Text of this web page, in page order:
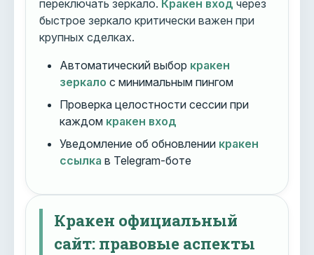
переключать зеркало. Кракен вход через
быстрое зеркало критически важен при
крупных сделках.
Автоматический выбор кракен
зеркало с минимальным пингом
Проверка целостности сессии при
каждом кракен вход
Уведомление об обновлении кракен
ссылка в Telegram-боте
Кракен официальный
сайт: правовые аспекты